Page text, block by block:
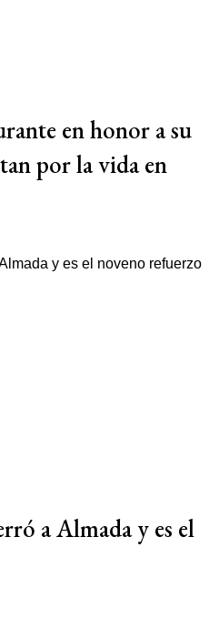
en honor a su
por la vida en
a Almada y es el